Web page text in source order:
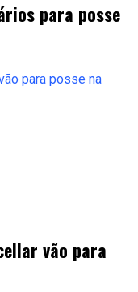
para posse
vão para